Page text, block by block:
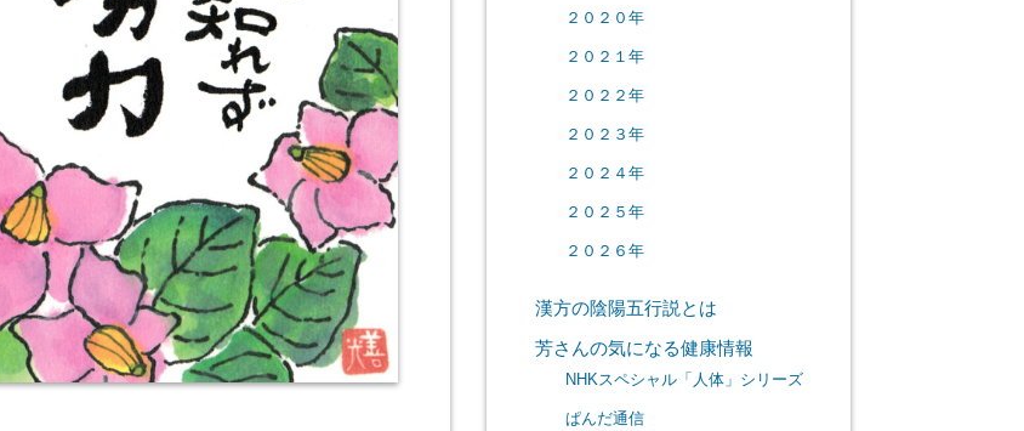
２０２０年
２０２１年
２０２２年
２０２３年
２０２４年
２０２５年
２０２６年
漢方の陰陽五行説とは
芳さんの気になる健康情報
NHKスペシャル「人体」シリーズ
ぱんだ通信